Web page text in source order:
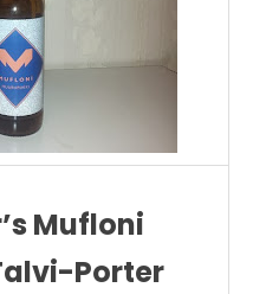
Mufloni
Porter